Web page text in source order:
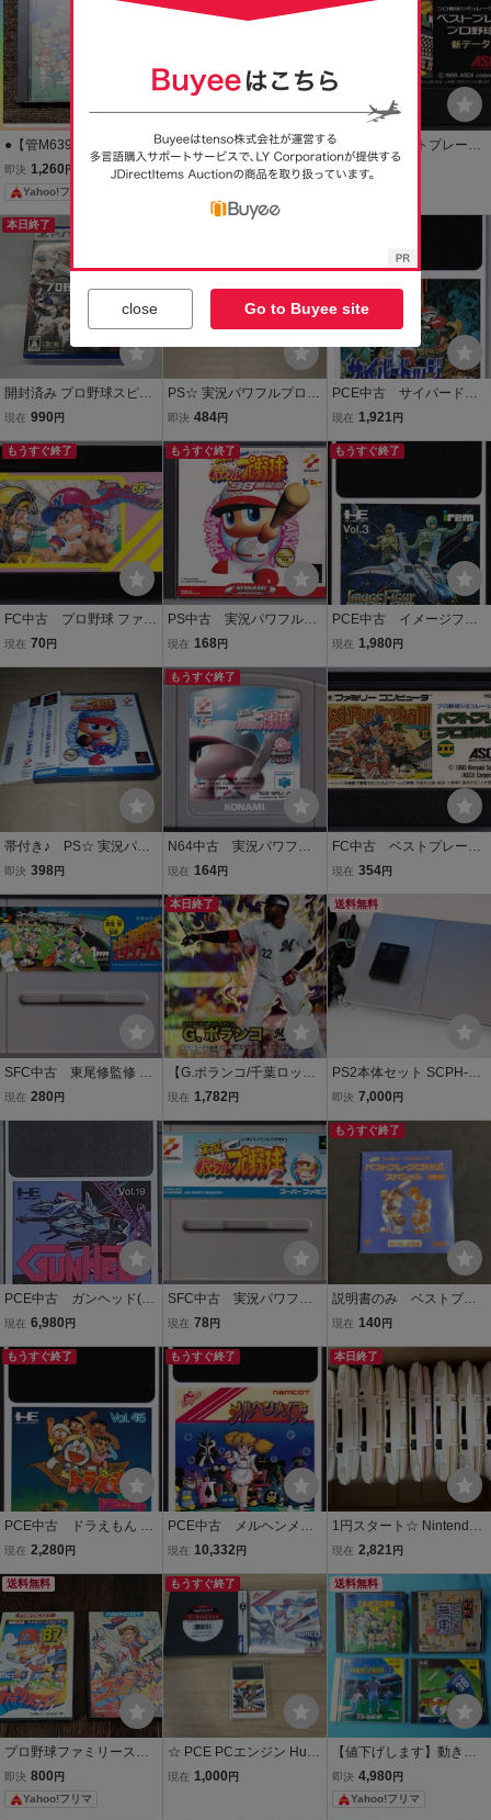
●【管M639】 PCE HuC
ard これがプロ野球’89 -
インテック PCエンジン
即決 1,260 円
Yahoo!フリマ
1円～ PCエンジン HuCA
RD ソフト ビックリマン
ワールド これがプロ野球
現在 3,690円
FC中古 ベストプレープ
ロ野球 新データ 【管理
番号：20033】
現在 251
本日終了
開封済み プロ野球スピリ
ッツ2024-2025
現在 990 円
PS☆ 実況パワフルプロ野
球98決定版☆管理番号B
即決 484円
PCE中古 サイバードッ
ジ 【管理番号：7400
現在 1,921 円
もうすぐ終了
FC中古 プロ野球 ファミ
リースタジアム '88年度
現在 70 円
もうすぐ終了
PS中古 実況パワフルプ
ロ野球 '98開幕版 【管理
現在 168円
もうすぐ終了
PCE中古 イメージファ
イト 【管理番号：7400
現在 1,980 円
帯付き♪ PS☆ 実況パワ
フルプロ野球97開幕版☆
即決 398円
もうすぐ終了
N64中古 実況パワフル
プロ野球 Basic版2001
現在 164円
FC中古 ベストプレープ
ロ野球２（The BEST Pla
番号：20131】
現在 354円
SFC中古 東尾修監修 ス
ーパープロ野球スタジア
現在 280 円
本日終了
【G.ポランコ/千葉ロッテ
マリーンズ】バンダイ 20
ズリーグ EXブースターパ
ック vol.1 [SSR] ※コード
未使用
現在 1,782 円
送料無料
PS2本体セット SCPH-90
000a シルバー AVケー
カード付属 管理番号：90
即決 7,000 円
PCE中古 ガンヘッド(G
UNHED) 【管理番号：7
現在 6,980 円
SFC中古 実況パワフル
プロ野球２ 【管理番
現在 78円
もうすぐ終了
説明書のみ ベストプレ
ープロ野球スペシャル
現在 140 円
もうすぐ終了
PCE中古 ドラえもん の
び太のドラビアンナイ
6】
現在 2,280 円
もうすぐ終了
PCE中古 メルヘンメイ
ズ 【管理番号：7402
現在 10,332 円
本日終了
1円スタート☆ Nintendo
DS 8台 まとめ 管理番号C
現在 2,821 円
送料無料
プロ野球ファミリースタ
ジアム 89、90セット
箱説あり ファミコン nam
cot
即決 800 円
Yahoo!フリマ
もうすぐ終了
☆ PCE PCエンジン Huカ
ード ワールドスタジアム
現在 1,000 円
送料無料
【値下げします】動きま
す！ＰＣエンジンセット
『パワーリーグ９３』
『パワーリーグⅣ』『こ
即決 4,980 円
Yahoo!フリマ
close Go to Buyee site